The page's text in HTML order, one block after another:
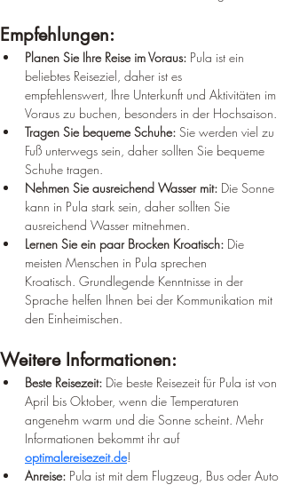
Empfehlungen:
Planen Sie Ihre Reise im Voraus: Pula ist ein
beliebtes Reiseziel, daher ist es
empfehlenswert, Ihre Unterkunft und Aktivitäten im
Voraus zu buchen, besonders in der Hochsaison.
Tragen Sie bequeme Schuhe: Sie werden viel zu
Fuß unterwegs sein, daher sollten Sie bequeme
Schuhe tragen.
Nehmen Sie ausreichend Wasser mit: Die Sonne
kann in Pula stark sein, daher sollten Sie
ausreichend Wasser mitnehmen.
Lernen Sie ein paar Brocken Kroatisch: Die
meisten Menschen in Pula sprechen
Kroatisch. Grundlegende Kenntnisse in der
Sprache helfen Ihnen bei der Kommunikation mit
den Einheimischen.
Weitere Informationen:
Beste Reisezeit: Die beste Reisezeit für Pula ist von
April bis Oktober, wenn die Temperaturen
angenehm warm und die Sonne scheint. Mehr
Informationen bekommt ihr auf
optimalereisezeit.de!
Anreise: Pula ist mit dem Flugzeug, Bus oder Auto